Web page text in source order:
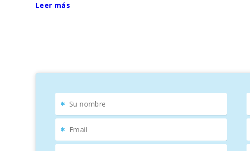
Además, es un excelente punto de partida para
Leer más